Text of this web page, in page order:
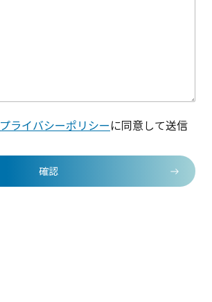
プライバシーポリシーに同意して送信
確認